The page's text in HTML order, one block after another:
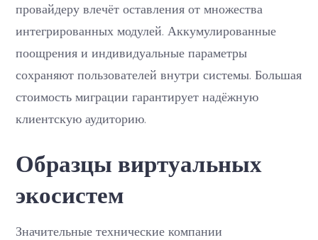
провайдеру влечёт оставления от множества
интегрированных модулей. Аккумулированные
поощрения и индивидуальные параметры
сохраняют пользователей внутри системы. Большая
стоимость миграции гарантирует надёжную
клиентскую аудиторию.
Образцы виртуальных
экосистем
Значительные технические компании